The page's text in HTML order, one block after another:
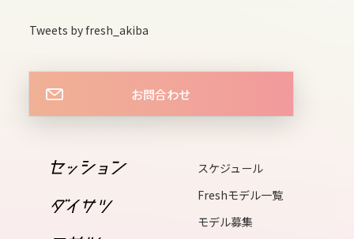
sun
mon
16
17
wed
18
Tweets by fresh_akiba
お問合わせ
スケジュール
Freshモデル一覧
モデル募集